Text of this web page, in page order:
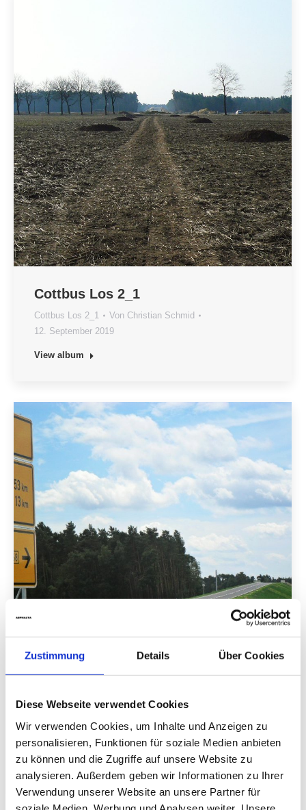
Zustimmung Details Über Cookies
Diese Webseite verwendet Cookies
Wir verwenden Cookies, um Inhalte und Anzeigen zu
personalisieren, Funktionen für soziale Medien anbieten
zu können und die Zugriffe auf unsere Website zu
analysieren. Außerdem geben wir Informationen zu Ihrer
Verwendung unserer Website an unsere Partner für
Cottbus Los 2_1
Cottbus Los 2_1 Von Christian Schmid
12. September 2019
View album
Cottbus Los 1_2
Cottbus Los 1_2 VonChristian Schmid
12. September 2019
View album